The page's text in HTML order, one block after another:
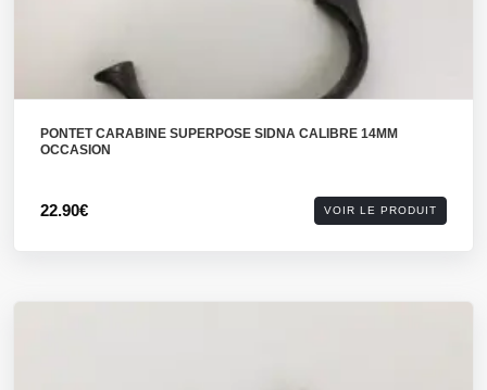
PONTET CARABINE SUPERPOSE SIDNA CALIBRE 14MM
OCCASION
22.90€ VOIR LE PRODUIT